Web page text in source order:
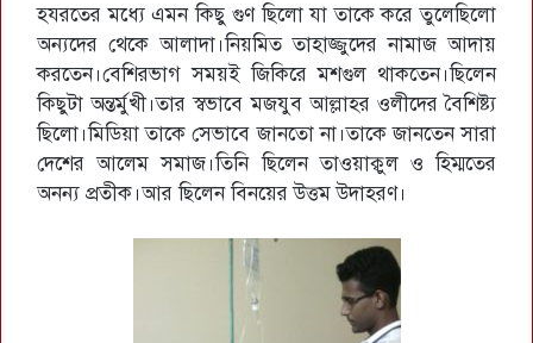
হযরতের মধ্যে এমন কিছু গুণ ছিলো যা তাকে করে তুলেছিলো
অন্যদের থেকে আলাদা।নিয়মিত তাহাজ্জুদের নামাজ আদায়
করতেন।বেশিরভাগ সময়ই জিকিরে মশগুল থাকতেন।ছিলেন
কিছুটা অন্তর্মুখী।তার স্বভাবে মজযুব আল্লাহর ওলীদের বৈশিষ্ট্য
ছিলো।মিডিয়া তাকে সেভাবে জানতো না।তাকে জানতেন সারা
দেশের আলেম সমাজ।তিনি ছিলেন তাওয়াক্বুল ও হিম্মতের
অনন্য প্রতীক।আর ছিলেন বিনয়ের উত্তম উদাহরণ।